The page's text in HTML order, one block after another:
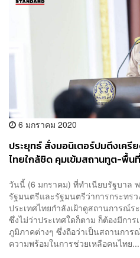
6 มกราคม 2020
ประยุทธ์ สั่งมอนิเตอร์ปมตึงเค
ไทยใกล้ชิด คุมเข้มสถานทูต-พื้
วันนี้ (6 มกราคม) ที่ทำเนียบรัฐบาล
รัฐมนตรีและรัฐมนตรีว่าการกระทร
ประเทศไทยกำลังเฝ้าดูสถานการณ์ร
ซึ่งไม่ว่าประเทศใดก็ตาม ก็ต้องมีกา
ภูมิภาคต่างๆ ซึ่งถือว่าเป็นสถานกา
ความพร้อมในการช่วยเหลือคนไทย...